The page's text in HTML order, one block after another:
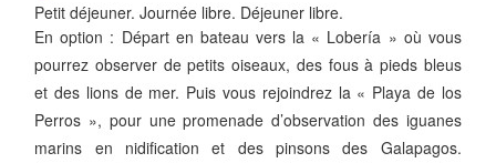
Petit déjeuner. Journée libre. Déjeuner libre.
En option : Départ en bateau vers la « Lobería » où vous
pourrez observer de petits oiseaux, des fous à pieds bleus
et des lions de mer. Puis vous rejoindrez la « Playa de los
Perros », pour une promenade d’observation des iguanes
marins en nidification et des pinsons des Galapagos.